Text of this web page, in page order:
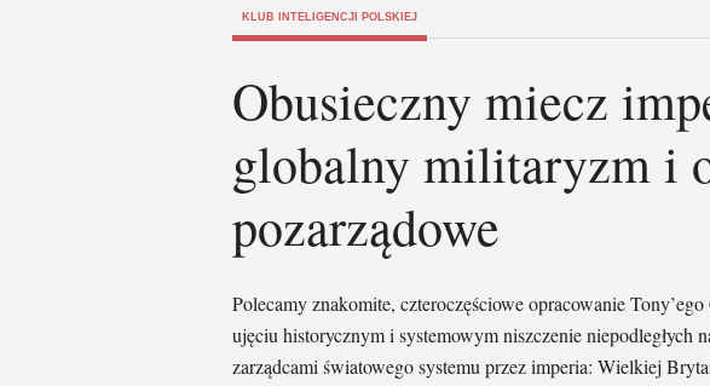
KLUB INTELIGENCJI POLSKIEJ
Obusieczny miecz
globalny militaryzm i
pozarządowe
Polecamy znakomite, czteroczęściowe opracowanie
ujęciu historycznym i systemowym niszczenie niepodległych
zarządcami światowego systemu przez imperia: Wielkiej